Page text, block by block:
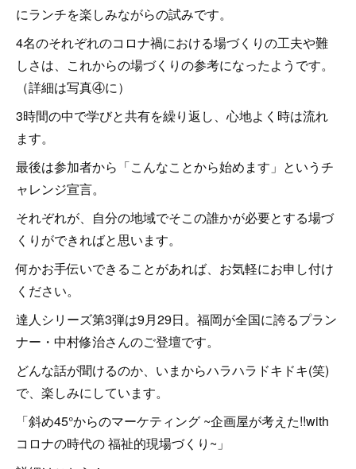
にランチを楽しみながらの試みです。
4名のそれぞれのコロナ禍における場づくりの工夫や難
しさは、これからの場づくりの参考になったようです。
（詳細は写真④に）
3時間の中で学びと共有を繰り返し、心地よく時は流れ
ます。
最後は参加者から「こんなことから始めます」というチ
ャレンジ宣言。
それぞれが、自分の地域でそこの誰かが必要とする場づ
くりができればと思います。
何かお手伝いできることがあれば、お気軽にお申し付け
ください。
達人シリーズ第3弾は9月29日。福岡が全国に誇るプラン
ナー・中村修治さんのご登壇です。
どんな話が聞けるのか、いまからハラハラドキドキ(笑)
で、楽しみにしています。
「斜め45°からのマーケティング ~企画屋が考えた!!with
コロナの時代の 福祉的現場づくり~」